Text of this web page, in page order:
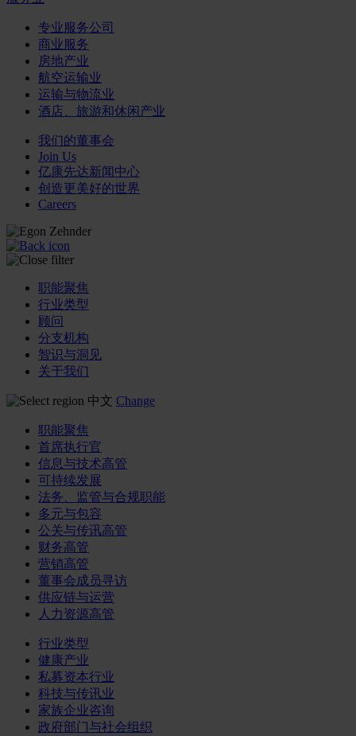
专业服务公司
商业服务
房地产业
航空运输业
运输与物流业
酒店、旅游和休闲产业
我们的董事会
Join Us
亿康先达新闻中心
创造更美好的世界
Careers
职能聚焦
行业类型
顾问
分支机构
智识与洞见
关于我们
中文 Change
职能聚焦
首席执行官
信息与技术高管
可持续发展
法务、监管与合规职能
多元与包容
公关与传讯高管
财务高管
营销高管
董事会成员寻访
供应链与运营
人力资源高管
行业类型
健康产业
私募资本行业
科技与传讯业
家族企业咨询
政府部门与社会组织